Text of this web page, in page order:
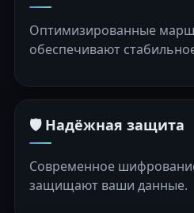
Оптимизированные
обеспечивают
🛡️ Надёжная защита
Современное
защищают ваши данные.